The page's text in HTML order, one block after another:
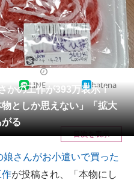
地域
教育・育児
リサーチ
かの工作が393万表示！
としか思えない」「拡大
る
LINE hatena
目次を表示
娘さんがお小遣いで買った
作が投稿され、「本物にし